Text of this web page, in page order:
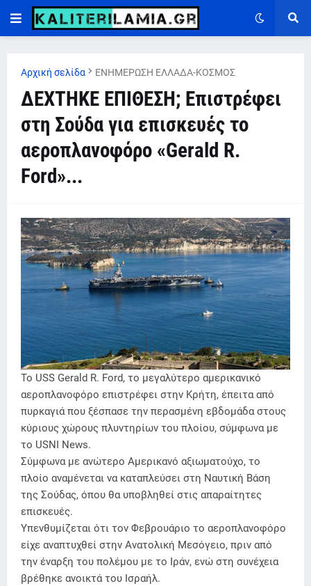
Αρχική σελίδα ΕΝΗΜΕΡΩΣΗ ΕΛΛΑΔΑ-ΚΟΣΜΟΣ
ΔΕΧΤΗΚΕ ΕΠΙΘΕΣΗ; Επιστρέφει
στη Σούδα για επισκευές το
αεροπλανοφόρο «Gerald R.
Ford»...
Το USS Gerald R. Ford, το μεγαλύτερο αμερικανικό
αεροπλανοφόρο επιστρέφει στην Κρήτη, έπειτα από
πυρκαγιά που ξέσπασε την περασμένη εβδομάδα στους
κύριους χώρους πλυντηρίων του πλοίου, σύμφωνα με
το USNI News.
Σύμφωνα με ανώτερο Αμερικανό αξιωματούχο, το
πλοίο αναμένεται να καταπλεύσει στη Ναυτική Βάση
της Σούδας, όπου θα υποβληθεί στις απαραίτητες
επισκευές.
Υπενθυμίζεται ότι τον Φεβρουάριο το αεροπλανοφόρο
είχε αναπτυχθεί στην Ανατολική Μεσόγειο, πριν από
την έναρξη του πολέμου με το Ιράν, ενώ στη συνέχεια
βρέθηκε ανοικτά του Ισραήλ.